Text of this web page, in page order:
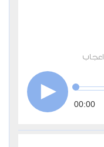
اعجاب
00:00